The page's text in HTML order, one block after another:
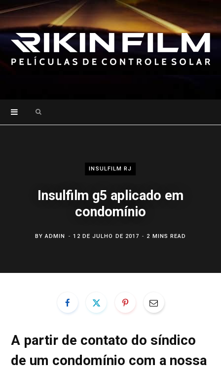
INSULFILM RJ
Insulfilm g5 aplicado em
condomínio
BYADMIN 12 DE JULHO DE 2017 2 MINS READ
A partir de contato do síndico
de um condomínio com a nossa